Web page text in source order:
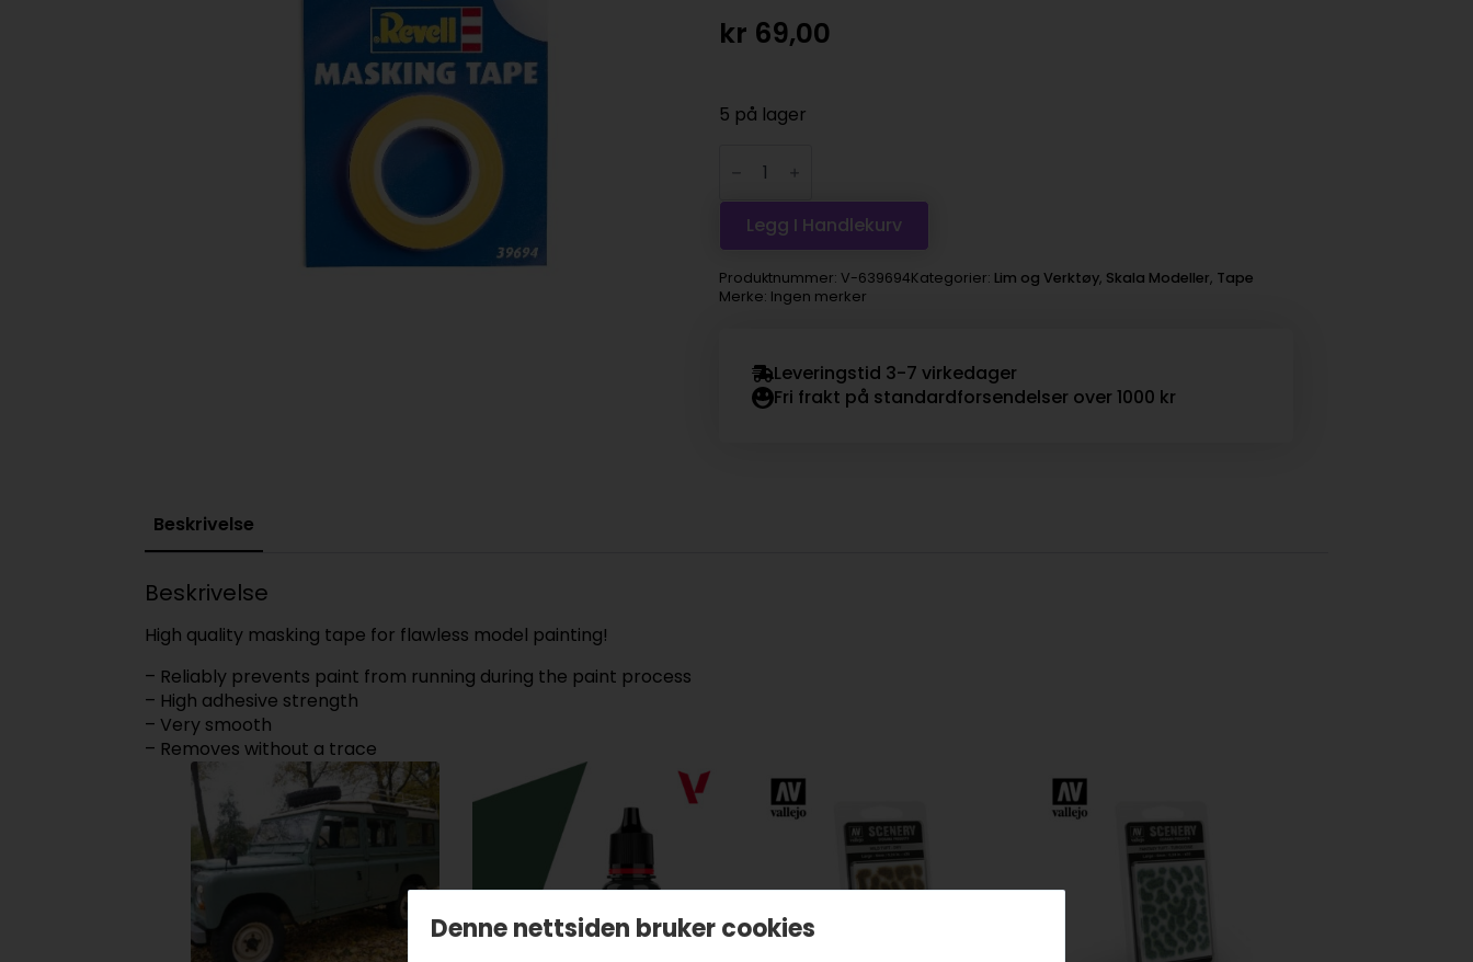
kr 69,00
5 på lager
Masking
-
6mm
10m
antall
Legg I Handlekurv
Produktnummer: V-639694Kategorier: Lim og Verktøy, Skala Modeller, Tape
Merke: Ingen merker
Leveringstid 3-7 virkedager
Fri frakt på standardforsendelser over 1000 kr
Beskrivelse
Beskrivelse
High quality masking tape for flawless model painting!
– Reliably prevents paint from running during the paint process
– High adhesive strength
– Very smooth
– Removes without a trace
Denne nettsiden bruker cookies